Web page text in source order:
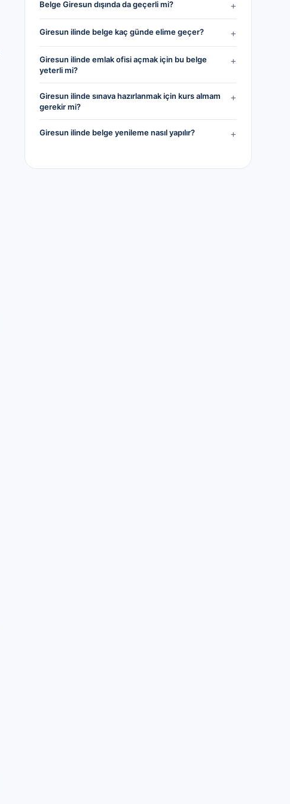
Belge Giresun dışında da geçerli mi? +
Giresun ilinde belge kaç günde elime geçer? +
Giresun ilinde emlak ofisi açmak için bu belge
yeterli mi?
+
Giresun ilinde sınava hazırlanmak için kurs almam
gerekir mi?
+
Giresun ilinde belge yenileme nasıl yapılır? +